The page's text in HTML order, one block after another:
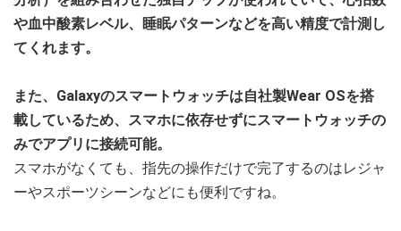
や血中酸素レベル、睡眠パターンなどを高い精度で計測し
てくれます。
また、Galaxyのスマートウォッチは自社製Wear OSを搭
載しているため、スマホに依存せずにスマートウォッチの
みでアプリに接続可能。
スマホがなくても、指先の操作だけで完了するのはレジャ
ーやスポーツシーンなどにも便利ですね。